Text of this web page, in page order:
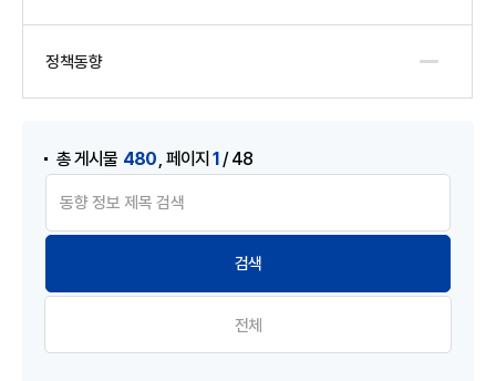
정책동향
총 게시물 480 ,페이지1/ 48
전체